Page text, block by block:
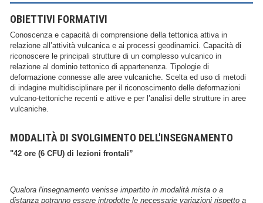
OBIETTIVI FORMATIVI
Conoscenza e capacità di comprensione della tettonica attiva in
relazione all’attività vulcanica e ai processi geodinamici. Capacità di
riconoscere le principali strutture di un complesso vulcanico in
relazione al dominio tettonico di appartenenza. Tipologie di
deformazione connesse alle aree vulcaniche. Scelta ed uso di metodi
di indagine multidisciplinare per il riconoscimento delle deformazioni
vulcano-tettoniche recenti e attive e per l’analisi delle strutture in aree
vulcaniche.
MODALITÀ DI SVOLGIMENTO DELL'INSEGNAMENTO
"42 ore (6 CFU) di lezioni frontali”
Qualora l'insegnamento venisse impartito in modalità mista o a
distanza potranno essere introdotte le necessarie variazioni rispetto a